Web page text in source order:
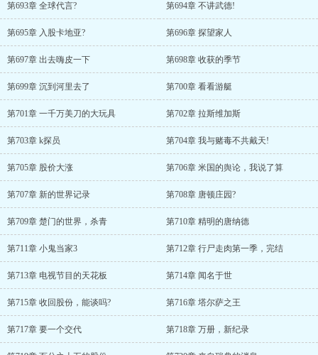
第693章 全球代言? 第694章 不讲武德!
第695章 入股卡地亚? 第696章 探望家人
第697章 出去嗨皮一下 第698章 收获的季节
第699章 沉到河里去了 第700章 看看游艇
第701章 一千万美刀的大玩具 第702章 拉斯维加斯
第703章 k探员 第704章 我与赌毒不共戴天!
第705章 股价大涨 第706章 米国的舆论，我说了算
第707章 新的世界记录 第708章 唐顿庄园?
第709章 楚门的世界，杀青 第710章 精明的唐纳德
第711章 小鬼当家3 第712章 行尸走肉第一季，完结
第713章 电视节目的天花板 第714章 闻名于世
第715章 收回股份，能谈吗? 第716章 塔尔萨之王
第717章 要一个交代 第718章 万册，新纪录